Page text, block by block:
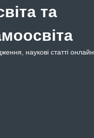
та
наукові статті онлайн